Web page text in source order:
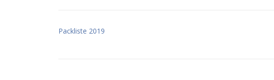
Packliste 2019